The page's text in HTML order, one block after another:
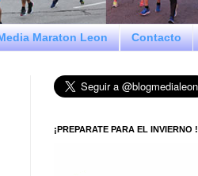
Maraton Leon Contacto
¡PREPARATE PARA EL INVIERNO !